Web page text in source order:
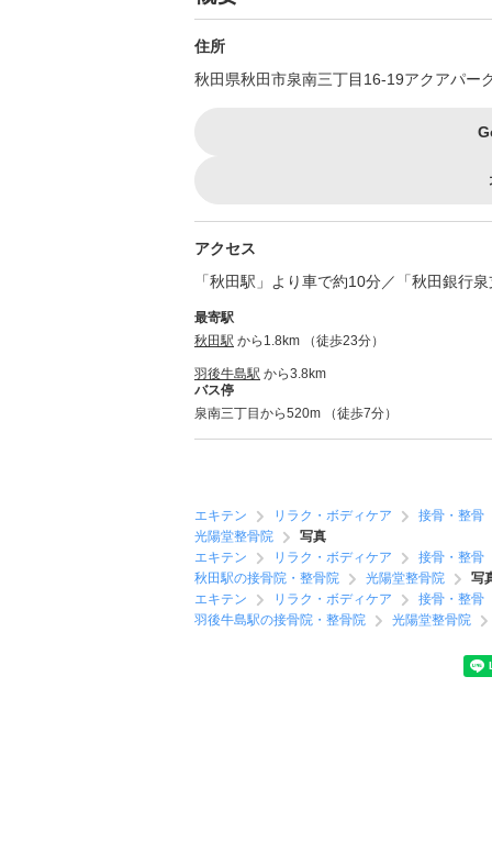
住所
秋田県秋田市泉南三丁目16-19アクアパー
アクセス
「秋田駅」より車で約10分／「秋田銀行
最寄駅
秋田駅 から1.8km （徒歩23分）
羽後牛島駅 から3.8km
バス停
泉南三丁目から520m （徒歩7分）
エキテン リラク・ボディケア
接骨・整骨
光陽堂整骨院
写真
エキテン
リラク・ボディケア
接骨・整骨
秋田駅の接骨院・整骨院
光陽堂整骨院
写
エキテン
リラク・ボディケア
接骨・整骨
羽後牛島駅の接骨院・整骨院
光陽堂整骨院